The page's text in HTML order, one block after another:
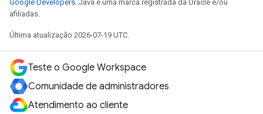
Google Developers. Java é uma marca registrada da Oracle e/ou
afiliadas.
Última atualização 2026-07-19 UTC.
Teste o Google Workspace
Comunidade de administradores
Atendimento ao cliente